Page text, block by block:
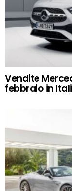
Vendite
febbraio in